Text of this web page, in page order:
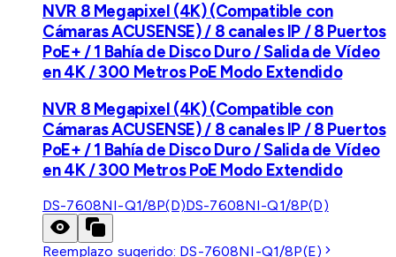
NVR 8 Megapixel (4K) (Compatible con
Cámaras ACUSENSE) / 8 canales IP / 8 Puertos
PoE+ / 1 Bahía de Disco Duro / Salida de Vídeo
en 4K / 300 Metros PoE Modo Extendido
NVR 8 Megapixel (4K) (Compatible con
Cámaras ACUSENSE) / 8 canales IP / 8 Puertos
PoE+ / 1 Bahía de Disco Duro / Salida de Vídeo
en 4K / 300 Metros PoE Modo Extendido
DS-7608NI-Q1/8P(D)DS-7608NI-Q1/8P(D)
Reemplazo sugerido: DS-7608NI-Q1/8P(E)